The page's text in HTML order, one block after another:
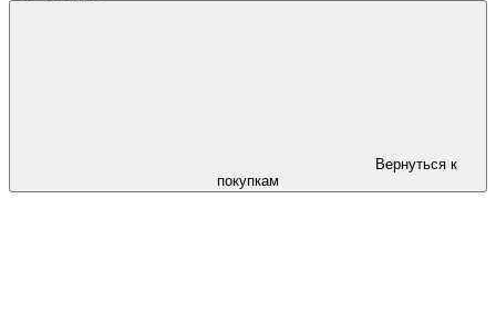
Вернуться к
покупкам